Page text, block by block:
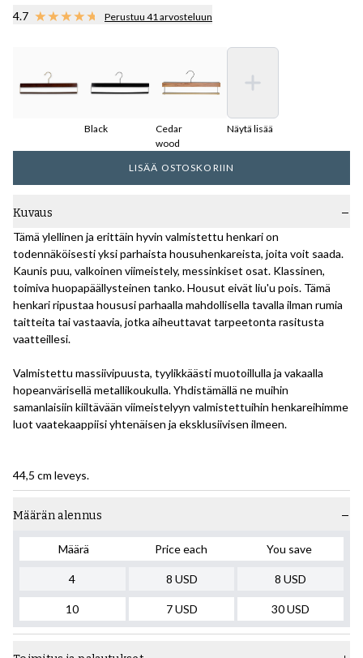
4.7 Perustuu 41 arvosteluun
Black
Cedar
wood
Näytä lisää
LISÄÄ OSTOSKORIIN
Kuvaus
Tämä ylellinen ja erittäin hyvin valmistettu henkari on
todennäköisesti yksi parhaista housuhenkareista, joita voit saada.
Kaunis puu, valkoinen viimeistely, messinkiset osat. Klassinen,
toimiva huopapäällysteinen tanko. Housut eivät liu'u pois. Tämä
henkari ripustaa housusi parhaalla mahdollisella tavalla ilman rumia
taitteita tai vastaavia, jotka aiheuttavat tarpeetonta rasitusta
vaatteillesi.
Valmistettu massiivipuusta, tyylikkäästi muotoillulla ja vakaalla
hopeanvärisellä metallikoukulla. Yhdistämällä ne muihin
samanlaisiin kiiltävään viimeistelyyn valmistettuihin henkareihimme
luot vaatekaappiisi yhtenäisen ja eksklusiivisen ilmeen.
44,5 cm leveys.
Määrän alennus
Määrä Price each You save
4
10
8 USD
7 USD
8 USD
30USD